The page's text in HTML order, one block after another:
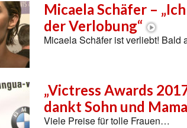
Micaela Schäfer –
der Verlobung“
Micaela Schäfer ist verliebt! Bald
„Victress Awards
dankt Sohn und Mama
Viele Preise für tolle Frauen…